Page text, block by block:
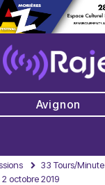
Avignon
33 Tours/Minute
octobre 2019